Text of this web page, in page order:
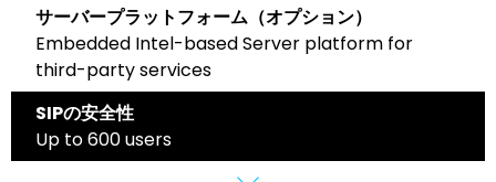
サーバープラットフォーム（オプション）
Embedded Intel-based Server platform for
third-party services
SIPの安全性
Up to 600 users